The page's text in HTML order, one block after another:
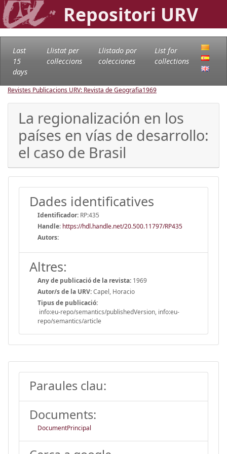
Repositori URV
Last
15
days
Llistat per
col·leccions
Llistado por
colecciones
List for
collections
Revistes Publicacions URV: Revista de Geografia1969
La regionalización en los
países en vías de desarrollo:
el caso de Brasil
Dades identificatives
Identificador: RP:435
Handle: https://hdl.handle.net/20.500.11797/RP435
Autors:
Altres:
Any de publicació de la revista: 1969
Autor/s de la URV:Capel, Horacio
Tipus de publicació:
info:eu-repo/semantics/publishedVersion, info:eu-
repo/semantics/article
Paraules clau:
Documents:
DocumentPrincipal